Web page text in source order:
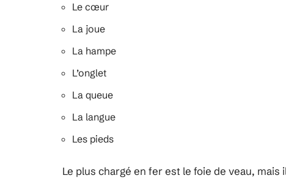
Le cœur
La joue
La hampe
L’onglet
La queue
La langue
Les pieds
Le plus chargé en fer est le foie de veau,